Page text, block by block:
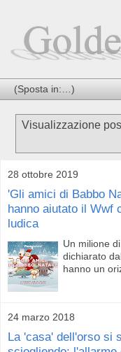
Visualizzazione
28 ottobre 2019
'Gli amici di Babbo
hanno aiutato il Wwf
ludica
Un milione
dichiarato
hanno un
24 marzo 2018
La 'casa' dell'orso si